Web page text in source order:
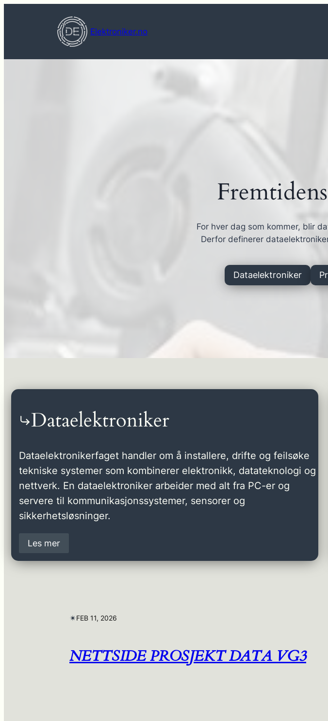
Elektroniker.no
For hver dag som kommer, blir
Derfor definerer
Dataelektroniker
Dataelektroniker
Dataelektronikerfaget handler om å installere, drifte og feilsøke
tekniske systemer som kombinerer elektronikk, datateknologi og
nettverk. En dataelektroniker arbeider med alt fra PC-er og
servere til kommunikasjonssystemer, sensorer og
sikkerhetsløsninger.
Les mer
✴︎FEB 11, 2026
NETTSIDE PROSJEKT DATA VG3